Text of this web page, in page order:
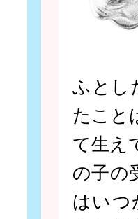
ふとし
たこと
て生え
の子の
はいつ